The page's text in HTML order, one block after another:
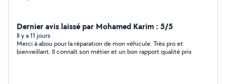
Dernier avis laissé par Mohamed Karim : 5/5
Il y a 11 jours
Merci à abou pour la réparation de mon véhicule. Très pro et
bienveillant. Il connaît son métier et un bon rapport qualité prix